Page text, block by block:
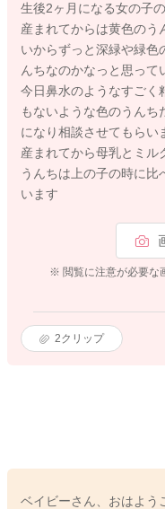
生後2ヶ月になる女の子
産まれてからは黄色のう
いからずっと深緑や緑色
んちなのかなっと思っ
今日鼻水のようなすごく
もないような色のうん
になり相談させてもらい
産まれてから母乳とミル
うんちは上の子の時に比
います
※ 閲覧に注意が必要な
2クリップ
ベイビーさん、おはよう